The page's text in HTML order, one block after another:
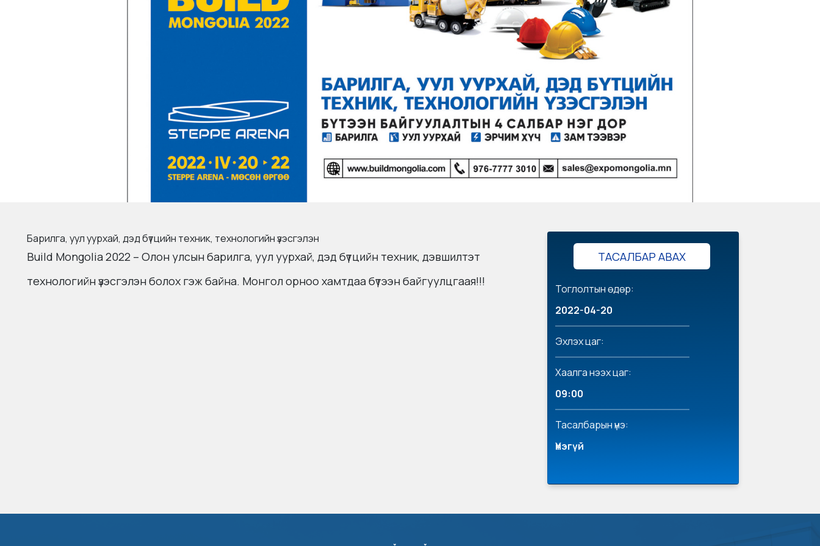
Барилга, уул уурхай, дэд бүтцийн техник, технологийн үзэсгэлэн
Build Mongolia 2022 – Олон улсын барилга, уул уурхай, дэд бүтцийн техник, дэвшилтэт
технологийн үзэсгэлэн болох гэж байна. Монгол орноо хамтдаа бүтээн байгуулцгаая!!!
ТАСАЛБАР АВАХ
Тоглолтын өдөр:
2022-04-20
Эхлэх цаг:
Хаалга нээх цаг:
09:00
Тасалбарын үнэ:
Үнэгүй